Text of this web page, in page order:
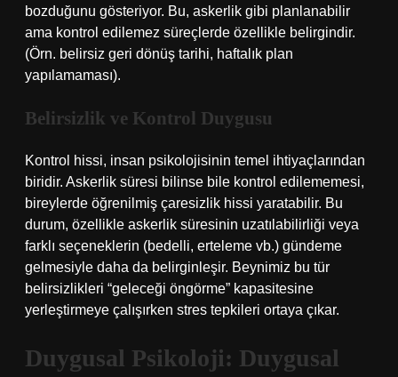
bozduğunu gösteriyor. Bu, askerlik gibi planlanabilir
ama kontrol edilemez süreçlerde özellikle belirgindir.
(Örn. belirsiz geri dönüş tarihi, haftalık plan
yapılamaması).
Belirsizlik ve Kontrol Duygusu
Kontrol hissi, insan psikolojisinin temel ihtiyaçlarından
biridir. Askerlik süresi bilinse bile kontrol edilememesi,
bireylerde öğrenilmiş çaresizlik hissi yaratabilir. Bu
durum, özellikle askerlik süresinin uzatılabilirliği veya
farklı seçeneklerin (bedelli, erteleme vb.) gündeme
gelmesiyle daha da belirginleşir. Beynimiz bu tür
belirsizlikleri “geleceği öngörme” kapasitesine
yerleştirmeye çalışırken stres tepkileri ortaya çıkar.
Duygusal Psikoloji: Duygusal